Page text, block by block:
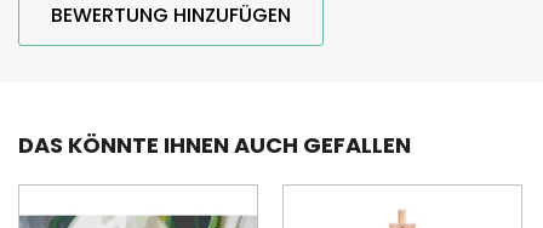
BEWERTUNG HINZUFÜGEN
DAS KÖNNTE IHNEN AUCH GEFALLEN